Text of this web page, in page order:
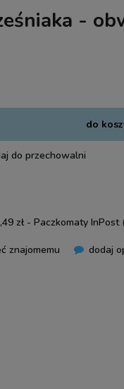
-
do
do przechowalni
zł - Paczkomaty InPost
nie zawiera ewentualnych
znajomemu dodaj